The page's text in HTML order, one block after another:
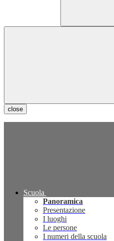
close
Scuola
Panoramica
Presentazione
I luoghi
Le persone
I numeri della scuola